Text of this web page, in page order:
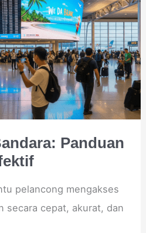
Panduan
pelancong mengakses
secara cepat, akurat, dan